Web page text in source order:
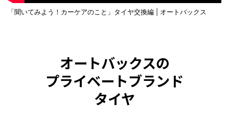
「聞いてみよう！カーケアのこと」タイヤ交換編 | オートバックス
オートバックスの
プライベートブランド
タイヤ